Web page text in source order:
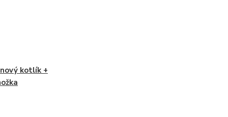
kotlík +